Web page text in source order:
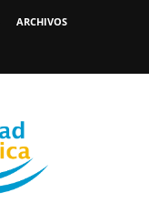
ARCHIVOS